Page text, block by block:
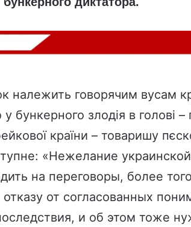
належить говорячим вусам
бункерного злодія в голові
країни – товаришу
«Нежелание
на переговоры, более
от согласованных
и об этом тоже